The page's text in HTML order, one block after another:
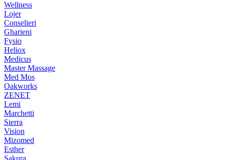
Wellness
Lojer
Conselieri
Gharieni
Fysio
Heliox
Medicus
Master Massage
Med Mos
Oakworks
ZENET
Lemi
Marchetti
Sierra
Vision
Mizomed
Esther